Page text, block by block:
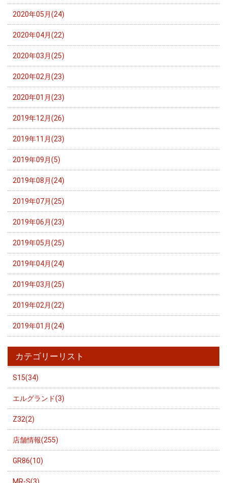
2020年05月(24)
2020年04月(22)
2020年03月(25)
2020年02月(23)
2020年01月(23)
2019年12月(26)
2019年11月(23)
2019年09月(5)
2019年08月(24)
2019年07月(25)
2019年06月(23)
2019年05月(25)
2019年04月(24)
2019年03月(25)
2019年02月(22)
2019年01月(24)
カテゴリーリスト
S15(34)
エルグランド(3)
Z32(2)
店舗情報(255)
GR86(10)